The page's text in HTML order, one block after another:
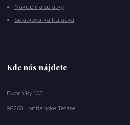
Nákup na splátky
Splátková kalkulačka
Kde nás nájdete
Dvorníky 105
96268 Hontianske Tesáre